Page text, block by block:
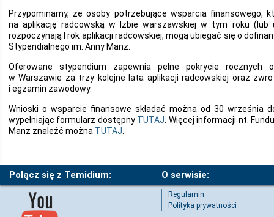
Przypominamy, że osoby potrzebujące wsparcia finansowego,
na aplikację radcowską w Izbie warszawskiej w tym roku (lub
rozpoczynają I rok aplikacji radcowskiej, mogą ubiegać się o
Stypendialnego im. Anny Manz.
Oferowane stypendium zapewnia pełne pokrycie rocznych
w Warszawie za trzy kolejne lata aplikacji radcowskiej oraz
i egzamin zawodowy.
Wnioski o wsparcie finansowe składać można od 30 września
wypełniając formularz dostępny TUTAJ . Więcej informacji nt.
Manz znaleźć można TUTAJ
Połącz się z Temidium: O serwisie:
Regulamin
Polityka prywatności